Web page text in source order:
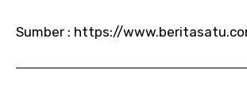
Sumber : https://